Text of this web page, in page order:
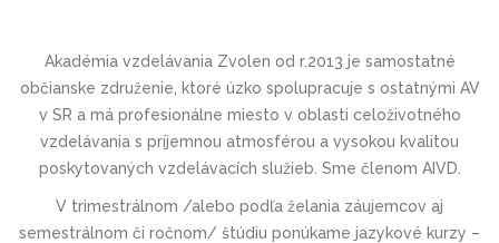
Akadémia vzdelávania Zvolen od r.2013 je samostatné
občianske združenie, ktoré úzko spolupracuje s ostatnými AV
v SR a má profesionálne miesto v oblasti celoživotného
vzdelávania s príjemnou atmosférou a vysokou kvalitou
poskytovaných vzdelávacích služieb. Sme členom AIVD.
V trimestrálnom /alebo podľa želania záujemcov aj
semestrálnom či ročnom/ štúdiu ponúkame jazykové kurzy –